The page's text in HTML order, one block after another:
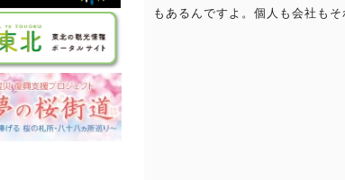
もあるんですよ。個人も会社もそ